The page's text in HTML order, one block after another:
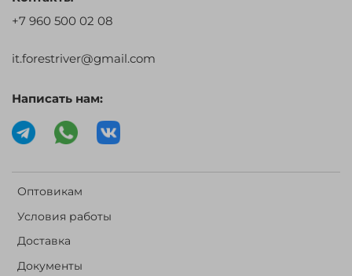
Оптовикам
Условия работы
Доставка
Документы
+7 960 500 02 08
it.forestriver@gmail.com
Написать нам: